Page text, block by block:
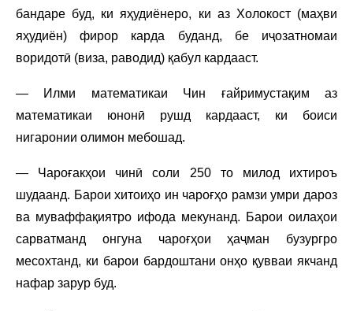
бандаре буд, ки яҳудиёнеро, ки аз Холокост (маҳви
яҳудиён) фирор карда буданд, бе иҷозатномаи
воридотӣ (виза, раводид) қабул кардааст.
— Илми математикаи Чин ғайримустақим аз
математикаи юнонӣ рушд кардааст, ки боиси
нигаронии олимон мебошад.
— Чароғакҳои чинӣ соли 250 то милод ихтироъ
шудаанд. Барои хитоиҳо ин чароғҳо рамзи умри дароз
ва муваффақиятро ифода мекунанд. Барои оилаҳои
сарватманд онгуна чароғҳои ҳаҷман бузургро
месохтанд, ки барои бардоштани онҳо қувваи якчанд
нафар зарур буд.